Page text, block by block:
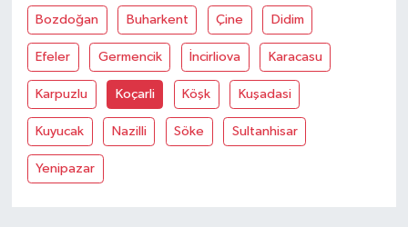
Bozdoğan Buharkent Çine Didim
Efeler Germencik İncirliova Karacasu
Karpuzlu Koçarli Köşk Kuşadasi
Kuyucak Nazilli Söke Sultanhisar
Yenipazar